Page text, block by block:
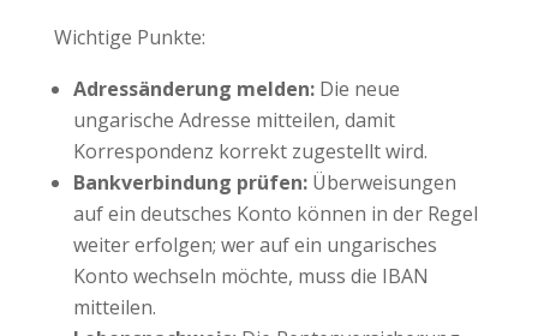
Wichtige Punkte:
Adressänderung melden:Die neue
ungarische Adresse mitteilen, damit
Korrespondenz korrekt zugestellt wird.
Bankverbindung prüfen:Überweisungen
auf ein deutsches Konto können in der Regel
weiter erfolgen; wer auf ein ungarisches
Konto wechseln möchte, muss die IBAN
mitteilen.